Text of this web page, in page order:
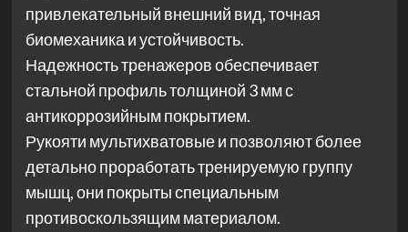
привлекательный внешний вид, точная
биомеханика и устойчивость.
Надежность тренажеров обеспечивает
стальной профиль толщиной 3 мм с
антикоррозийным покрытием.
Рукояти мультихватовые и позволяют более
детально проработать тренируемую группу
мышц, они покрыты специальным
противоскользящим материалом.